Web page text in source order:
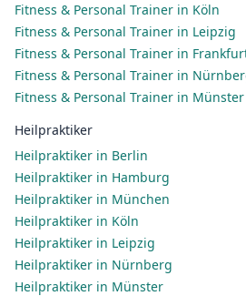
Fitness & Personal Trainer in Köln
Fitness & Personal Trainer in Leipzig
Fitness & Personal Trainer in
Fitness & Personal Trainer in
Fitness & Personal Trainer in Münster
Heilpraktiker
Heilpraktiker in Berlin
Heilpraktiker in Hamburg
Heilpraktiker in München
Heilpraktiker in Köln
Heilpraktiker in Leipzig
Heilpraktiker in Nürnberg
Heilpraktiker in Münster